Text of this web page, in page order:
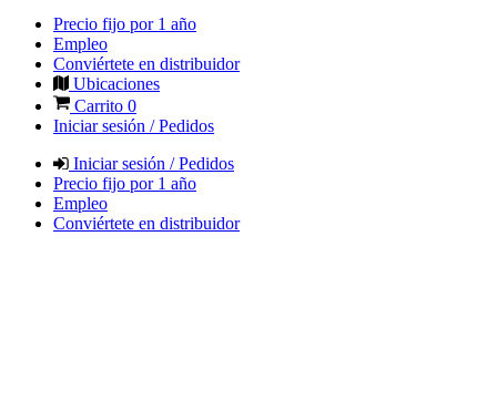
Precio fijo por 1 año
Empleo
Conviértete en distribuidor
Ubicaciones
Carrito 0
Iniciar sesión / Pedidos
Iniciar sesión / Pedidos
Precio fijo por 1 año
Empleo
Conviértete en distribuidor